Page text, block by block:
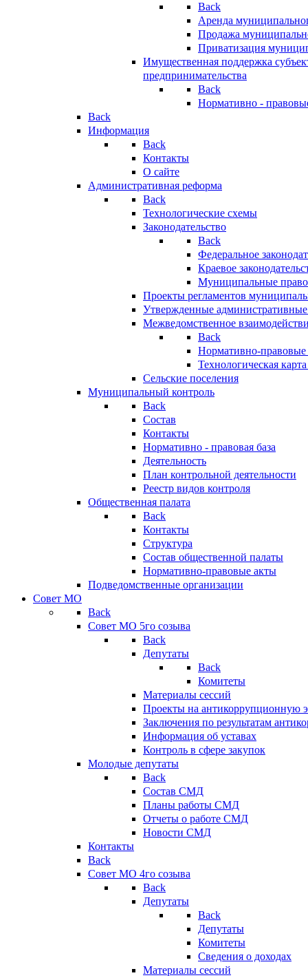
Back
Аренда
Продажа
Приватизация
Имущественная поддержка
предпринимательства
Back
Нормативно -
Back
Информация
Back
Контакты
О сайте
Административная реформа
Back
Технологические схемы
Законодательство
Back
Федеральное
Краевое
Муниципальные
Проекты регламентов
Утвержденные
Межведомственное
Back
Нормативно-правовые
Технологическая
Сельские поселения
Муниципальный контроль
Back
Состав
Контакты
Нормативно - правовая база
Деятельность
План контрольной деятельности
Реестр видов контроля
Общественная палата
Back
Контакты
Структура
Состав общественной палаты
Нормативно-правовые акты
Подведомственные организации
Совет МО
Back
Совет МО 5го созыва
Back
Депутаты
Back
Комитеты
Материалы сессий
Проекты на антикоррупционную
Заключения по результатам
Информация об уставах
Контроль в сфере закупок
Молодые депутаты
Back
Состав СМД
Планы работы СМД
Отчеты о работе СМД
Новости СМД
Контакты
Back
Совет МО 4го созыва
Back
Депутаты
Back
Депутаты
Комитеты
Сведения о доходах
Материалы сессий